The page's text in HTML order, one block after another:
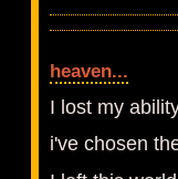
heaven...
I lost my
i've chosen